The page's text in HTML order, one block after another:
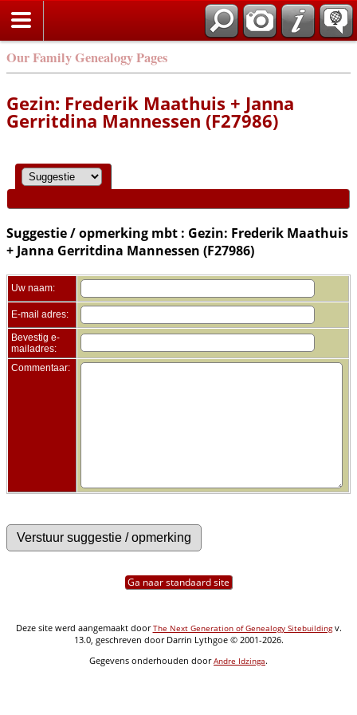
Our Family Genealogy Pages
Gezin: Frederik Maathuis + Janna
Gerritdina Mannessen (F27986)
Suggestie / opmerking mbt : Gezin: Frederik Maathuis
+ Janna Gerritdina Mannessen (F27986)
Uw naam:
E-mail adres:
Bevestig e-
mailadres:
Commentaar:
Ga naar standaard site
Deze site werd aangemaakt doorThe Next Generation of Genealogy Sitebuildingv.
13.0, geschreven door Darrin Lythgoe © 2001-2026.
Gegevens onderhouden doorAndre Idzinga.